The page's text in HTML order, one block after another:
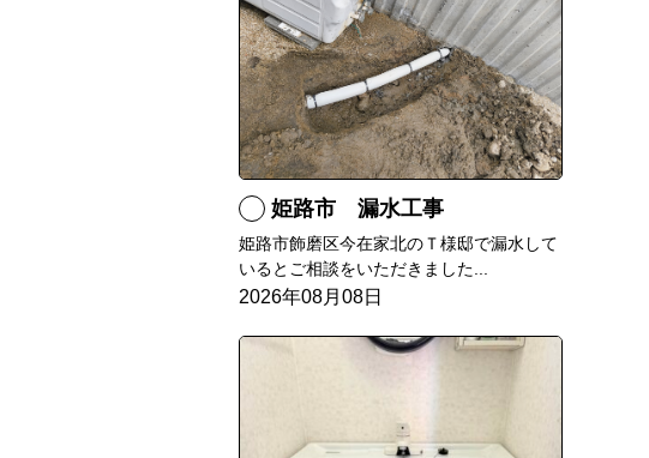
姫路市 漏水工事
姫路市飾磨区今在家北のＴ様邸で漏水して
いるとご相談をいただきました...
2026年08月08日